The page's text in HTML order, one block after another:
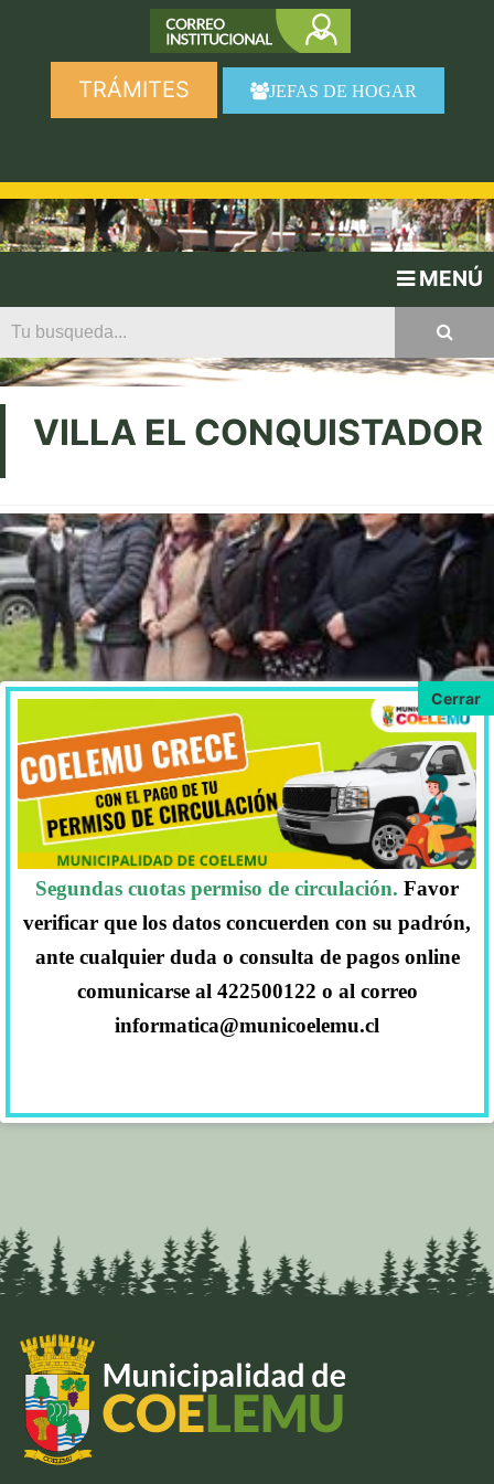
TRÁMITES JEFAS DE HOGAR
MENÚ
VILLA EL CONQUISTADOR
DOMINGO 07, ENERO, 2018 NOTICIAS
PRIMERA PIEDRA “PMB
URBANIZACIÓN VILLA EL
CONQUISTADOR”
Ceremonia simbólica del inició de esta nueva
etapa para los vecinos y vecinas de Villa el
Conquistador. La Primera piedra PMB Villa el
Conquistador. Comuna de Coelemu. I.
Municipalidad de
… Ir al artículo.
Segundas cuotas permiso de circulación. Favor
verificar que los datos concuerden con su padrón,
ante cualquier duda o consulta de pagos online
comunicarse al 422500122 o al correo
informatica@municoelemu.cl